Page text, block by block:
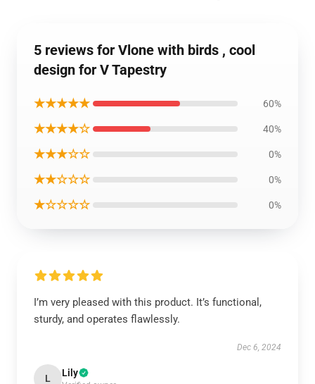
5 reviews for Vlone with birds , cool
design for V Tapestry
★★★★★ 60%
★★★★☆ 40%
★★★☆☆ 0%
★★☆☆☆ 0%
★☆☆☆☆ 0%
I’m very pleased with this product. It’s functional,
sturdy, and operates flawlessly.
Dec 6, 2024
L Lily